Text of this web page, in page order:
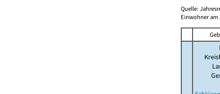
Quelle:
Einwohner am